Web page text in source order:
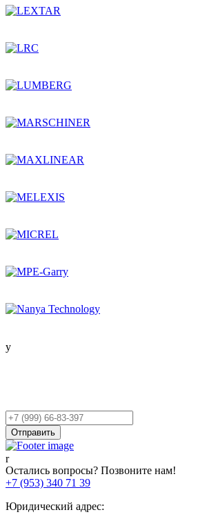
Ваш
телефон
Отправить
Остались вопросы? Позвоните нам!
+7 (953) 340 71 39
Юридический адрес: